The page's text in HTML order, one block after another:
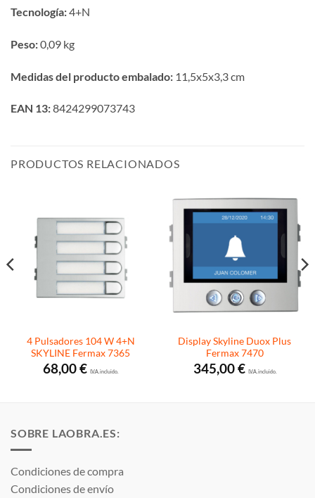
Tecnología:4+N
Peso:0,09 kg
Medidas del producto embalado: 11,5x5x3,3 cm
EAN 13:8424299073743
PRODUCTOS RELACIONADOS
4 Pulsadores 104 W 4+N
SKYLINE Fermax 7365
68,00€ I.V.A. incluido.
Display Skyline Duox Plus
Fermax 7470
345,00€I.V.A. incluido.
SOBRE LAOBRA.ES:
Condiciones de compra
Condiciones de envío